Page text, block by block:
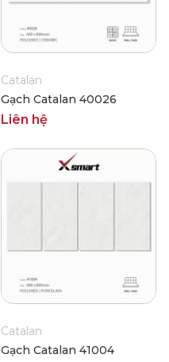
Catalan
Gạch Catalan 40026
Liên hệ
Catalan
Gạch Catalan 41004